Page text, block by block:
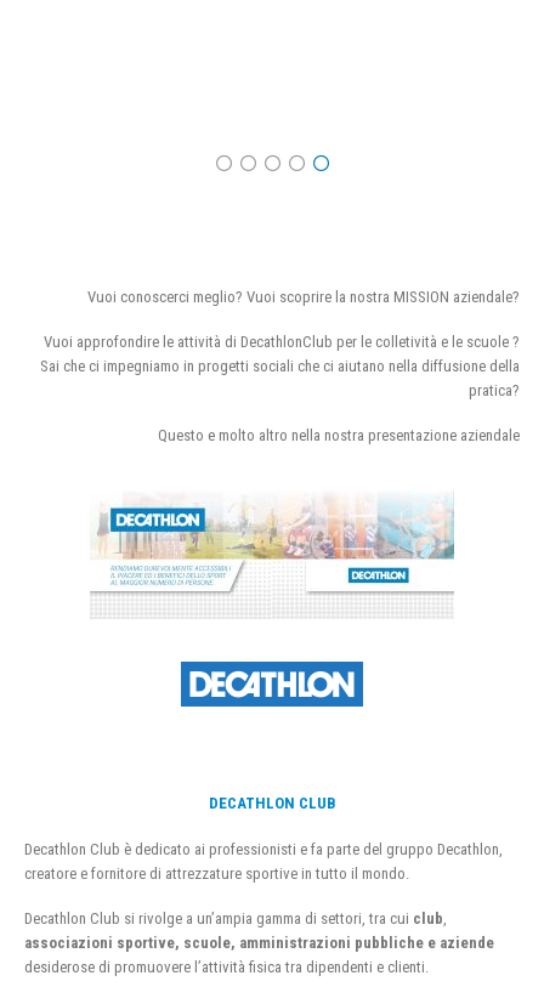
Vuoi conoscerci meglio? Vuoi scoprire la nostra MISSION aziendale?
Vuoi approfondire le attività di DecathlonClub per le colletività e le scuole ?
Sai che ci impegniamo in progetti sociali che ci aiutano nella diffusione della
pratica?
Questo e molto altro nella nostra presentazione aziendale
DECATHLON CLUB
Decathlon Club è dedicato ai professionisti e fa parte del gruppo Decathlon,
creatore e fornitore di attrezzature sportive in tutto il mondo.
Decathlon Club si rivolge a un’ampia gamma di settori, tra cui club
associazioni sportive, scuole, amministrazioni pubbliche e aziende
desiderose di promuovere l’attività fisica tra dipendenti e clienti.